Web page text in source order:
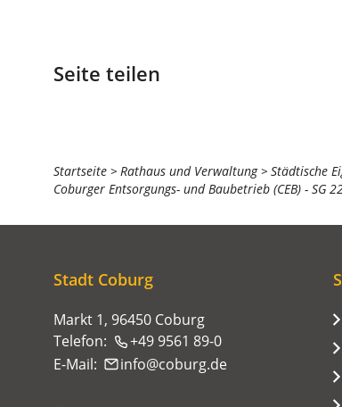
Seite teilen
Sie
befinden
sich
Startseite Rathaus und Verwaltung Städtische
Coburger Entsorgungs- und Baubetrieb (CEB) - SG
Stadt Coburg
Markt 1, 96450 Coburg
Telefon:
+49 9561 89-0
E-Mail:
info coburg de
in